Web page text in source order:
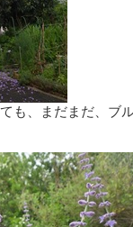
も、まだまだ、ブ